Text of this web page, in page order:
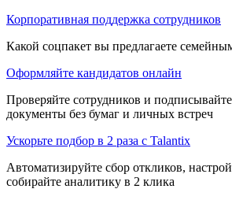
Корпоративная поддержка сотрудников
Какой соцпакет вы предлагаете
Оформляйте кандидатов онлайн
Проверяйте сотрудников и
документы без бумаг и личных встреч
Ускорьте подбор в 2 раза с Talantix
Автоматизируйте сбор откликов,
собирайте аналитику в 2 клика